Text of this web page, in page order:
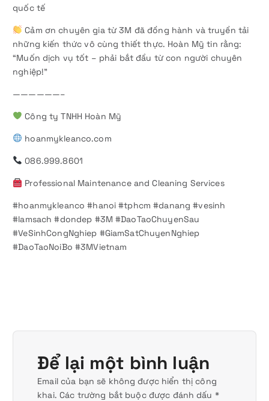
quốc tế
Cảm ơn chuyên gia từ 3M đã đồng hành và truyền tải
những kiến thức vô cùng thiết thực. Hoàn Mỹ tin rằng:
“Muốn dịch vụ tốt – phải bắt đầu từ con người chuyên
nghiệp!”
——————–
Công ty TNHH Hoàn Mỹ
hoanmykleanco.com
086.999.8601
Professional Maintenance and Cleaning Services
#hoanmykleanco #hanoi #tphcm #danang #vesinh
#lamsach #dondep #3M #DaoTaoChuyenSau
#VeSinhCongNghiep #GiamSatChuyenNghiep
#DaoTaoNoiBo #3MVietnam
Để lại một bình luận
Email của bạn sẽ không được hiển thị công
khai. Các trường bắt buộc được đánh dấu *